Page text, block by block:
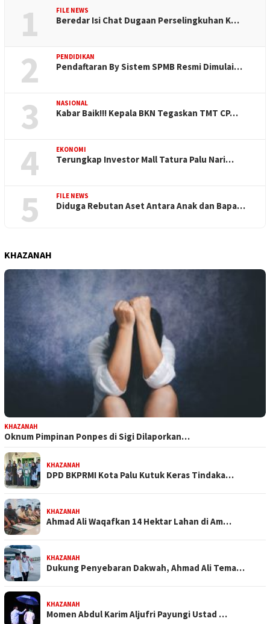
1 FILE NEWS
Beredar Isi Chat Dugaan Perselingkuhan K…
2 PENDIDIKAN
Pendaftaran By Sistem SPMB Resmi Dimulai…
3 NASIONAL
Kabar Baik!!! Kepala BKN Tegaskan TMT CP…
4 EKONOMI
Terungkap Investor Mall Tatura Palu Nari…
5 FILE NEWS
Diduga Rebutan Aset Antara Anak dan Bapa…
KHAZANAH
KHAZANAH
Oknum Pimpinan Ponpes di Sigi Dilaporkan…
KHAZANAH
DPD BKPRMI Kota Palu Kutuk Keras Tindaka…
KHAZANAH
Ahmad Ali Waqafkan 14 Hektar Lahan di Am…
KHAZANAH
Dukung Penyebaran Dakwah, Ahmad Ali Tema…
KHAZANAH
Momen Abdul Karim Aljufri Payungi Ustad …